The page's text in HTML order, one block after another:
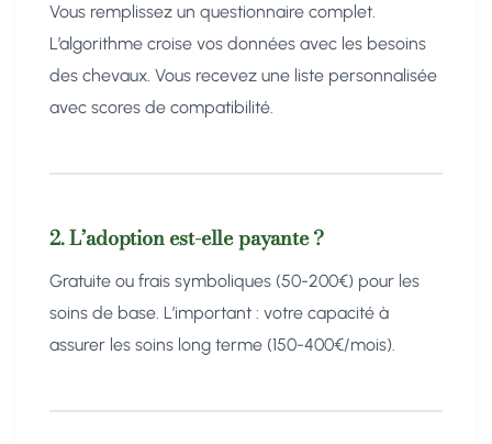
Vous remplissez un questionnaire complet.
L’algorithme croise vos données avec les besoins
des chevaux. Vous recevez une liste personnalisée
avec scores de compatibilité.
2. L’adoption est-elle payante ?
Gratuite ou frais symboliques (50-200€) pour les
soins de base. L’important : votre capacité à
assurer les soins long terme (150-400€/mois).